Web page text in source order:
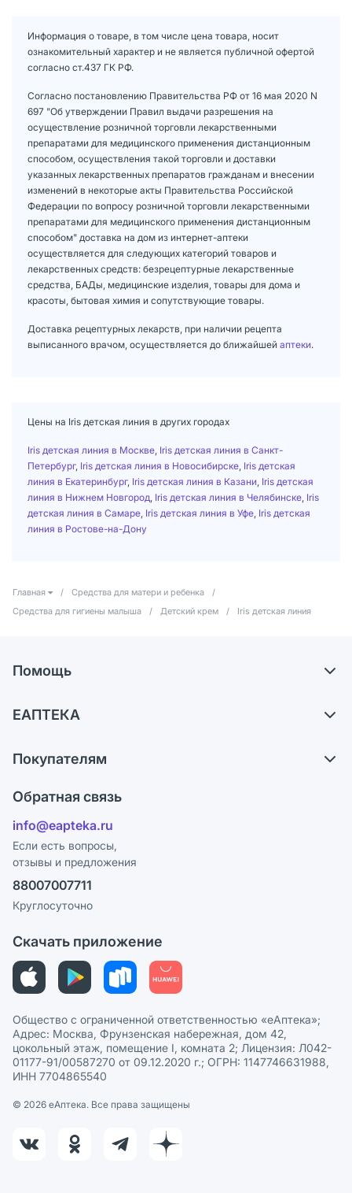
Информация о товаре, в том числе цена товара, носит
ознакомительный характер и не является публичной офертой
согласно ст.437 ГК РФ.
Согласно постановлению Правительства РФ от 16 мая 2020 N
697 "Об утверждении Правил выдачи разрешения на
осуществление розничной торговли лекарственными
препаратами для медицинского применения дистанционным
способом, осуществления такой торговли и доставки
указанных лекарственных препаратов гражданам и внесении
изменений в некоторые акты Правительства Российской
Федерации по вопросу розничной торговли лекарственными
препаратами для медицинского применения дистанционным
способом" доставка на дом из интернет-аптеки
осуществляется для следующих категорий товаров и
лекарственных средств: безрецептурные лекарственные
средства, БАДы, медицинские изделия, товары для дома и
красоты, бытовая химия и сопутствующие товары.
Доставка рецептурных лекарств, при наличии рецепта
выписанного врачом, осуществляется до ближайшей аптеки.
Цены на Iris детская линия в других городах
Iris детская линия в Москве Iris детская линия в Санкт-
Петербург, Iris детская линия в Новосибирске Iris детская
линия в Екатеринбург, Iris детская линия в Казани Iris детская
линия в Нижнем Новгород Iris детская линия в Челябинске Iris
детская линия в Самаре Iris детская линия в Уфе Iris детская
линия в Ростове-на-Дону
Главная / Средства для матери и ребенка
/
Средства для гигиены малыша
/ Детский крем / Iris детская линия
Помощь
Самовывоз из аптек
Ответы на вопросы
Блог
ЕАПТЕКА
Карьера
Поставщики
Лицензия
Реклама на сайте
Ваши товары на ЕАПТЕКЕ
Покупателям
Программа СберСпасибо
Политика конфиденциальности
Пользовательское соглашение
Политика рекомендаций
Этика и соответствие
Политика в отношении обработки персональных данных
Обратная связь
info@eapteka.ru
Если есть вопросы,
отзывы и предложения
88007007711
Круглосуточно
Скачать приложение
Общество с ограниченной ответственностью «еАптека»;
Адрес: Москва, Фрунзенская набережная, дом 42,
цокольный этаж, помещение I, комната 2; Лицензия: Л042-
01177-91/00587270 от 09.12.2020 г.; ОГРН: 1147746631988,
ИНН 7704865540
© 2026 eАптека. Все права защищены